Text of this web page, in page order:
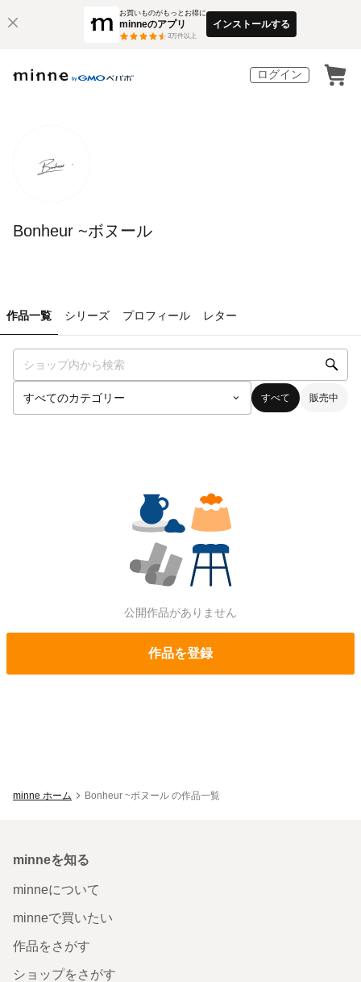
お買いものがもっとお得に
minneのアプリ
3万件以上
インストールする
ログイン
Bonheur ~ボヌール
作品一覧 シリーズ プロフィール レター
すべて 販売中
公開作品がありません
作品を登録
minne ホーム Bonheur ~ボヌール の作品一覧
minneを知る
minneについて
minneで買いたい
作品をさがす
ショップをさがす